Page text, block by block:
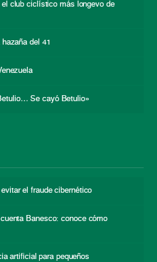
el club ciclístico más longevo de
del 41
Se cayó Betulio»
el fraude cibernético
Banesco: conoce cómo
artificial para pequeños